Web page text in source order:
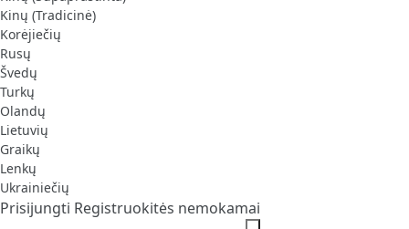
Kinų (Tradicinė)
Korėjiečių
Rusų
Švedų
Turkų
Olandų
Lietuvių
Graikų
Lenkų
Ukrainiečių
Prisijungti Registruokitės nemokamai